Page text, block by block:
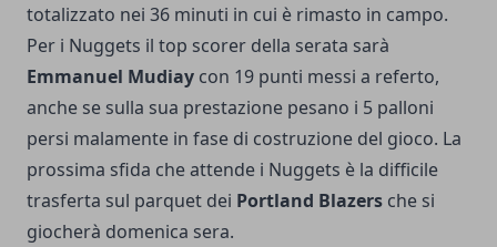
totalizzato nei 36 minuti in cui è rimasto in campo.
Per i Nuggets il top scorer della serata sarà
Emmanuel Mudiay con 19 punti messi a referto,
anche se sulla sua prestazione pesano i 5 palloni
persi malamente in fase di costruzione del gioco. La
prossima sfida che attende i Nuggets è la difficile
trasferta sul parquet dei Portland Blazers che si
giocherà domenica sera.